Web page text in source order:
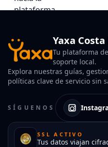
Yaxa Costa
Tu plataforma
soporte local.
Explora nuestras guías,
políticas clave de servicio sin
SÍGUENOS
SSL ACTIVO
Tus datos viajan